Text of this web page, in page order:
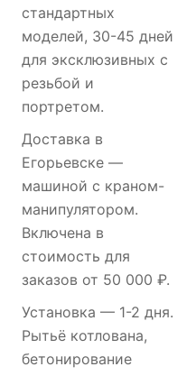
стандартных
моделей, 30-45 дней
для эксклюзивных с
резьбой и
портретом.
Доставка в
Егорьевске —
машиной с краном-
манипулятором.
Включена в
стоимость для
заказов от 50 000 ₽.
Установка — 1-2 дня.
Рытьё котлована,
бетонирование